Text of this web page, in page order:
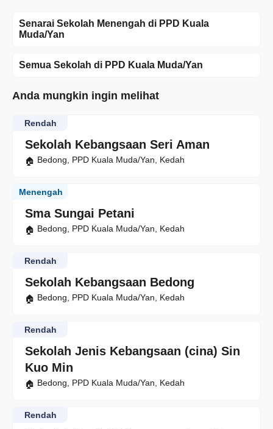
Senarai Sekolah Menengah di PPD Kuala
Muda/Yan
Semua Sekolah di PPD Kuala Muda/Yan
Anda mungkin ingin melihat
Sekolah Kebangsaan Seri Aman
Rendah
Bedong, PPD Kuala Muda/Yan, Kedah
Sma Sungai Petani
Menengah
Bedong, PPD Kuala Muda/Yan, Kedah
Sekolah Kebangsaan Bedong
Rendah
Bedong, PPD Kuala Muda/Yan, Kedah
Sekolah Jenis Kebangsaan (cina) Sin
Kuo Min
Rendah
Bedong, PPD Kuala Muda/Yan, Kedah
Rendah